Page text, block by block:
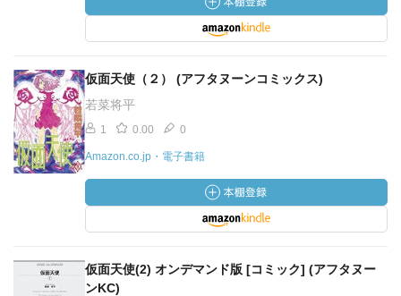
仮面天使（２） (アフタヌーンコミックス)
若菜将平
1 0.00 0
Amazon.co.jp・電子書籍
仮面天使(2) オンデマンド版 [コミック] (アフタヌー
ンKC)